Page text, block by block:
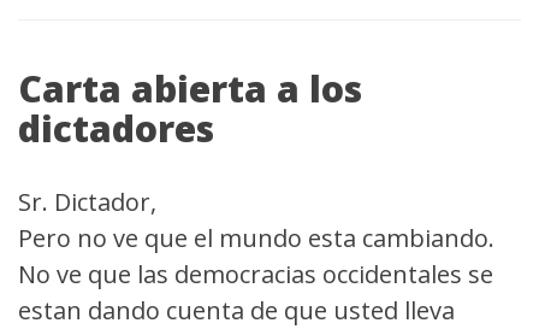
Carta abierta a los
dictadores
Sr. Dictador,
Pero no ve que el mundo esta cambiando.
No ve que las democracias occidentales se
estan dando cuenta de que usted lleva